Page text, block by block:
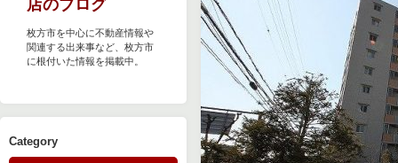
店のブログ
枚方市を中心に不動産情報や
関連する出来事など、枚方市
に根付いた情報を掲載中。
Category